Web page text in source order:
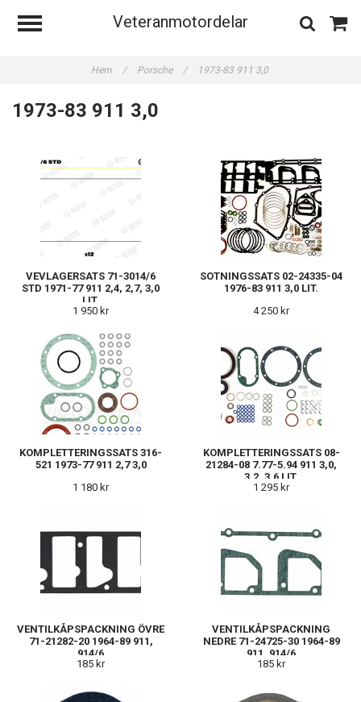
Veteranmotordelar
Hem / Porsche / 1973-83 911 3,0
1973-83 911 3,0
VEVLAGERSATS 71-3014/6
STD 1971-77 911 2,4, 2,7, 3,0
LIT.
1 950 kr
SOTNINGSSATS 02-24335-04
1976-83 911 3,0 LIT.
4 250 kr
KOMPLETTERINGSSATS 316-
521 1973-77 911 2,7 3,0
1 180 kr
KOMPLETTERINGSSATS 08-
21284-08 7.77-5.94 911 3,0,
3,2, 3,6 LIT.
1 295 kr
VENTILKÅPSPACKNING ÖVRE
71-21282-20 1964-89 911,
914/6
185 kr
VENTILKÅPSPACKNING
NEDRE 71-24725-30 1964-89
911, 914/6
185 kr